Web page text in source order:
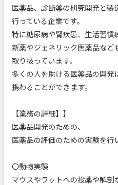
医薬品、診断薬の研究開発と製
行っている企業です。
特に糖尿病や腎疾患、生活習慣
新薬やジェネリック医薬品など
取り扱っています。
多くの人を助ける医薬品の開発
携わることができます。
【業務の詳細】】
医薬品開発のための、
医薬品の評価のための実験を行
〇動物実験
マウスやラットへの投薬や解剖